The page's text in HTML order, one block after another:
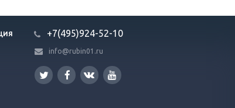
+7(495)924-52-10
info@rubin01.ru